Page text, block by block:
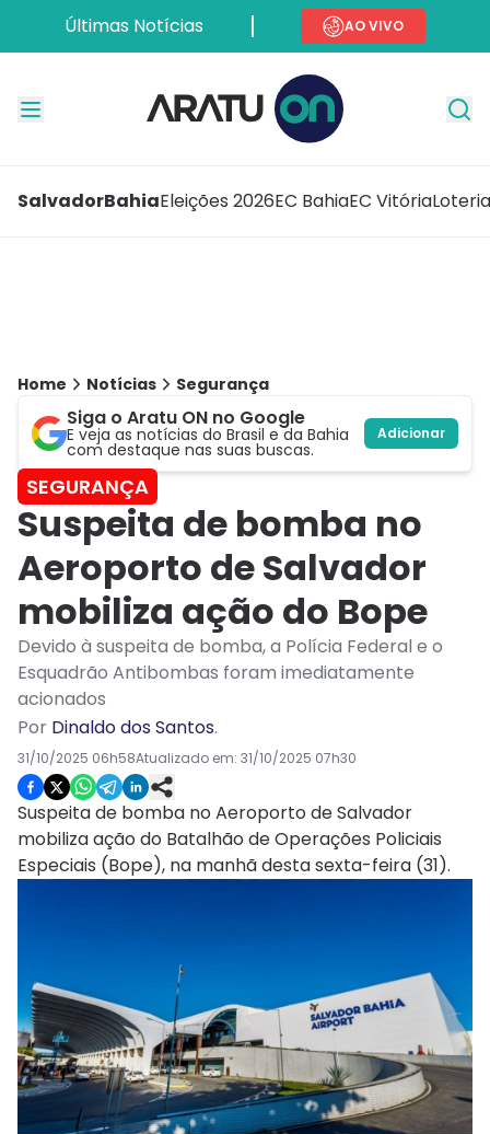
Últimas Notícias AO VIVO
SalvadorBahiaEleições 2026EC BahiaEC Vitória
Home Notícias Segurança
Siga o Aratu ON no Google
E veja as notícias do Brasil e da Bahia
com destaque nas suas buscas.
Adicionar
SEGURANÇA
Suspeita de bomba no
Aeroporto de Salvador
mobiliza ação do Bope
Devido à suspeita de bomba, a Polícia Federal e o
Esquadrão Antibombas foram imediatamente
acionados
Por Dinaldo dos Santos.
31/10/2025 06h58Atualizado em: 31/10/2025 07h30
Suspeita de bomba no Aeroporto de Salvador
mobiliza ação do Batalhão de Operações Policiais
Especiais (Bope), na manhã desta sexta-feira (31).